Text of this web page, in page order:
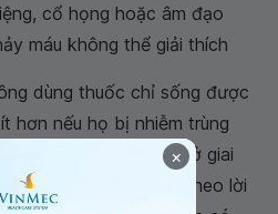
cổ họng hoặc âm đạo
máu không thể giải thích
dùng thuốc chỉ sống được
hơn nếu họ bị nhiễm trùng
có thể được điều trị ở giai
điều trị HIV hãy làm theo lời
×